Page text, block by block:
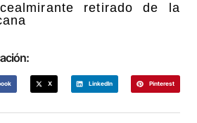
retirado de la
X LinkedIn Pinterest